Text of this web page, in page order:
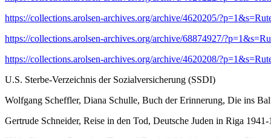
https://collections.arolsen-archives.org/archive/4620205/
https://collections.arolsen-archives.org/archive/68874927/
https://collections.arolsen-archives.org/archive/4620208/
U.S. Sterbe-Verzeichnis der Sozialversicherung (SSDI)
Wolfgang Scheffler, Diana Schulle, Buch der Erinnerung, Die ins
Gertrude Schneider, Reise in den Tod, Deutsche Juden in Riga